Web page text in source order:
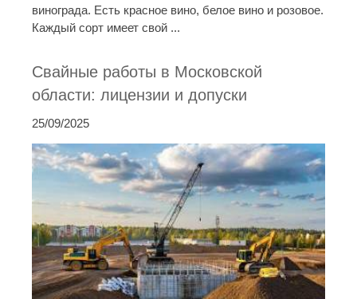
винограда. Есть красное вино, белое вино и розовое.
Каждый сорт имеет свой ...
Свайные работы в Московской
области: лицензии и допуски
25/09/2025